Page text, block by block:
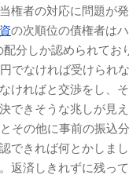
権者の対応に問題が
の次順位の債権者は
配分しか認められてお
でなければ受けられ
ければと交渉をし、
できそうな兆しが見
その他に事前の振込
できれば何とかしま
返済しきれずに残っ